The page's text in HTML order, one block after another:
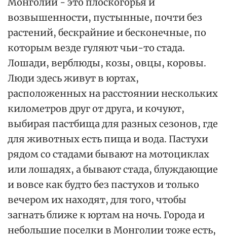
Монголии - это плоскогорья и
возвышенности, пустынные, почти без
растений, бескрайние и бесконечные, по
которым везде гуляют чьи-то стада.
Лошади, верблюды, козы, овцы, коровы.
Люди здесь живут в юртах,
расположенных на расстоянии нескольких
километров друг от друга, и кочуют,
выбирая пастбища для разных сезонов, где
для животных есть пища и вода. Пастухи
рядом со стадами бывают на мотоциклах
или лошадях, а бывают стада, блуждающие
и вовсе как будто без пастухов и только
вечером их находят, для того, чтобы
загнать ближе к юртам на ночь. Города и
небольшие поселки в Монголии тоже есть,